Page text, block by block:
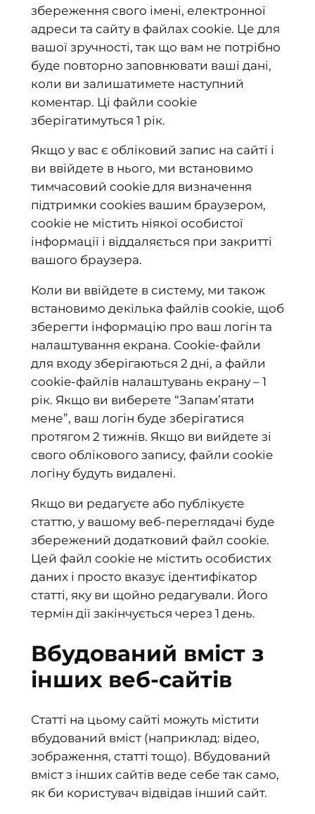
збереження свого імені, електронної
адреси та сайту в файлах cookie. Це для
вашої зручності, так що вам не потрібно
буде повторно заповнювати ваші дані,
коли ви залишатимете наступний
коментар. Ці файли cookie
зберігатимуться 1 рік.
Якщо у вас є обліковий запис на сайті і
ви ввійдете в нього, ми встановимо
тимчасовий cookie для визначення
підтримки cookies вашим браузером,
cookie не містить ніякої особистої
інформації і віддаляється при закритті
вашого браузера.
Коли ви ввійдете в систему, ми також
встановимо декілька файлів cookie, щоб
зберегти інформацію про ваш логін та
налаштування екрана. Cookie-файли
для входу зберігаються 2 дні, а файли
cookie-файлів налаштувань екрану – 1
рік. Якщо ви виберете “Запам’ятати
мене”, ваш логін буде зберігатися
протягом 2 тижнів. Якщо ви вийдете зі
свого облікового запису, файли cookie
логіну будуть видалені.
Якщо ви редагуєте або публікуєте
статтю, у вашому веб-переглядачі буде
збережений додатковий файл cookie.
Цей файл cookie не містить особистих
даних і просто вказує ідентифікатор
статті, яку ви щойно редагували. Його
термін дії закінчується через 1 день.
Вбудований вміст з
інших веб-сайтів
Статті на цьому сайті можуть містити
вбудований вміст (наприклад: відео,
зображення, статті тощо). Вбудований
вміст з інших сайтів веде себе так само,
як би користувач відвідав інший сайт.